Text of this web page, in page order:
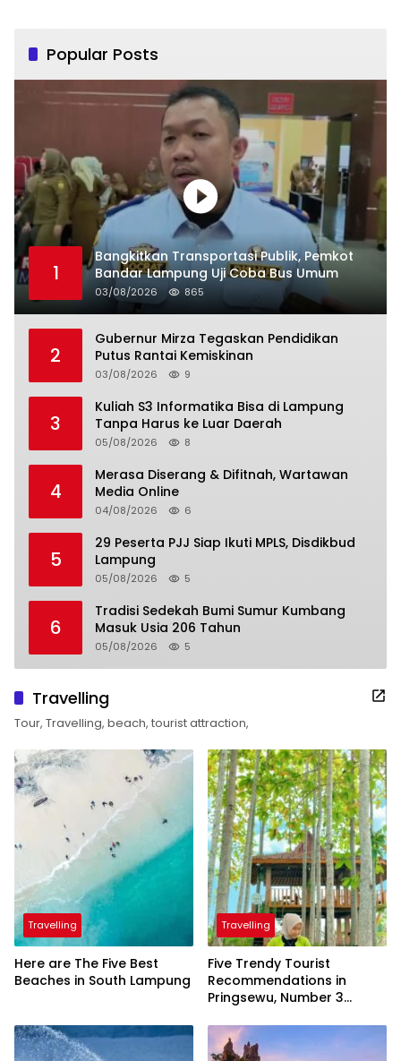
Popular Posts
1
Bangkitkan Transportasi Publik, Pemkot
Bandar Lampung Uji Coba Bus Umum
03/08/2026 865
2
Gubernur Mirza Tegaskan Pendidikan
Putus Rantai Kemiskinan
03/08/2026 9
3
Kuliah S3 Informatika Bisa di Lampung
Tanpa Harus ke Luar Daerah
05/08/2026 8
4
Merasa Diserang & Difitnah, Wartawan
Media Online
04/08/2026 6
5
29 Peserta PJJ Siap Ikuti MPLS, Disdikbud
Lampung
05/08/2026 5
6
Tradisi Sedekah Bumi Sumur Kumbang
Masuk Usia 206 Tahun
05/08/2026 5
Travelling
Tour, Travelling, beach, tourist attraction,
Travelling
Here are The Five Best
Beaches in South Lampung
Travelling
Five Trendy Tourist
Recommendations in
Pringsewu, Number 3
President